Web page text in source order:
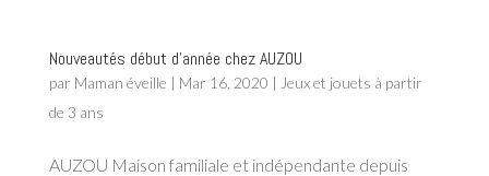
Nouveautés début d’année chez AUZOU
par Maman éveille | Mar 16, 2020 | Jeux et jouets à partir
de 3 ans
AUZOU Maison familiale et indépendante depuis